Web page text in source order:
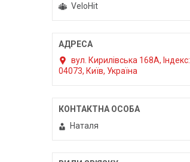
VeloHit
вул. Кирилівська 168A, Індекс:
04073, Київ, Україна
Наталя